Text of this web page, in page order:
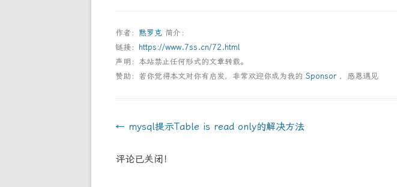
作者： 黙罗克 简介：
链接： https://www.7ss.cn/72.html
声明：本站禁止任何形式的文章转载。
赞助：若你觉得本文对你有启发，非常欢迎你成为我的 Sponsor，感恩遇见
Post
← mysql提示Table is read only的解决方法
评论已关闭！